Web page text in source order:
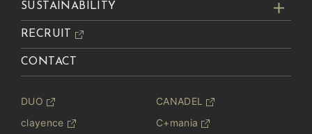
SUSTAINABILITY
RECRUIT
CONTACT
DUO
CANADEL
clayence
C+mania